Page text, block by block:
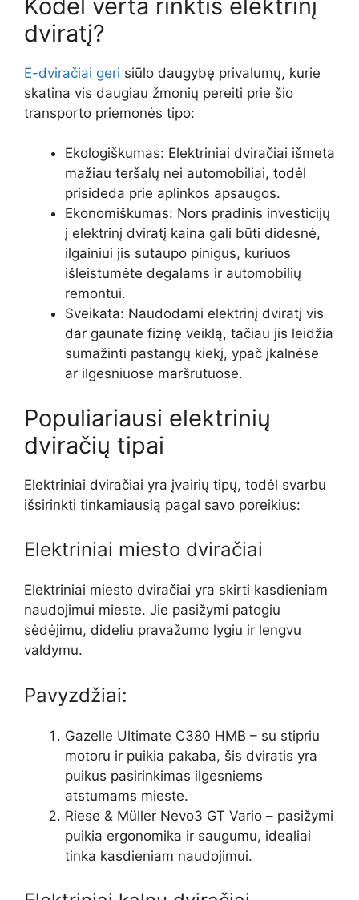
Kodėl verta rinktis elektrinį
dviratį?
E-dviračiai geri siūlo daugybę privalumų, kurie
skatina vis daugiau žmonių pereiti prie šio
transporto priemonės tipo:
Ekologiškumas: Elektriniai dviračiai išmeta
mažiau teršalų nei automobiliai, todėl
prisideda prie aplinkos apsaugos.
Ekonomiškumas: Nors pradinis investicijų
į elektrinį dviratį kaina gali būti didesnė,
ilgainiui jis sutaupo pinigus, kuriuos
išleistumėte degalams ir automobilių
remontui.
Sveikata: Naudodami elektrinį dviratį vis
dar gaunate fizinę veiklą, tačiau jis leidžia
sumažinti pastangų kiekį, ypač įkalnėse
ar ilgesniuose maršrutuose.
Populiariausi elektrinių
dviračių tipai
Elektriniai dviračiai yra įvairių tipų, todėl svarbu
išsirinkti tinkamiausią pagal savo poreikius:
Elektriniai miesto dviračiai
Elektriniai miesto dviračiai yra skirti kasdieniam
naudojimui mieste. Jie pasižymi patogiu
sėdėjimu, dideliu pravažumo lygiu ir lengvu
valdymu.
Pavyzdžiai:
Gazelle Ultimate C380 HMB – su stipriu
motoru ir puikia pakaba, šis dviratis yra
puikus pasirinkimas ilgesniems
atstumams mieste.
Riese & Müller Nevo3 GT Vario – pasižymi
puikia ergonomika ir saugumu, idealiai
tinka kasdieniam naudojimui.